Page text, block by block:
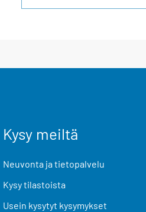
Kysy meiltä
Neuvonta ja tietopalvelu
Kysy tilastoista
Usein kysytyt kysymykset